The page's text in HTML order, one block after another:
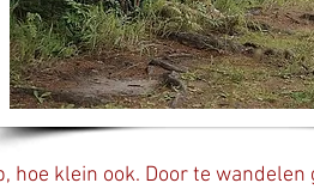
hoe klein ook. Door te wandelen